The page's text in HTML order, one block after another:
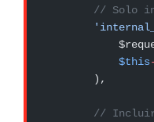
// Solo
            $this
        ),
//